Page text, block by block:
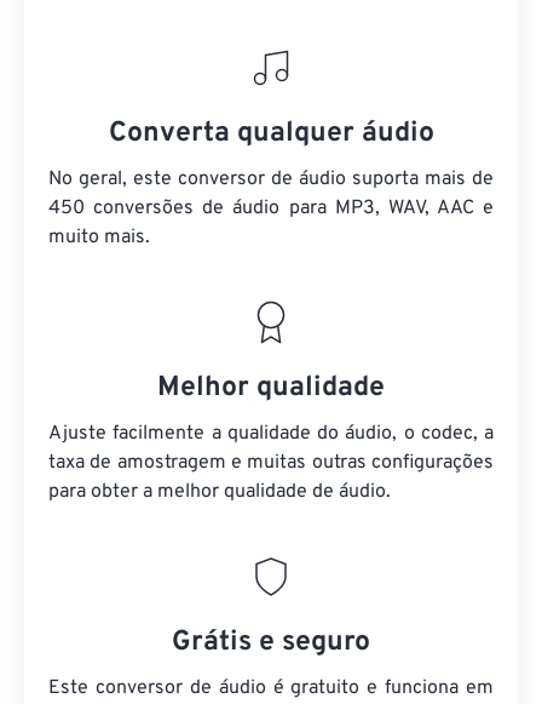
Converta qualquer áudio
No geral, este conversor de áudio suporta mais de
450 conversões de áudio para MP3, WAV, AAC e
muito mais.
Melhor qualidade
Ajuste facilmente a qualidade do áudio, o codec, a
taxa de amostragem e muitas outras configurações
para obter a melhor qualidade de áudio.
Grátis e seguro
Este conversor de áudio é gratuito e funciona em